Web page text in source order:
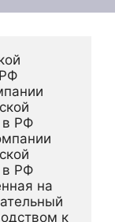
в РФ
в РФ
на
к